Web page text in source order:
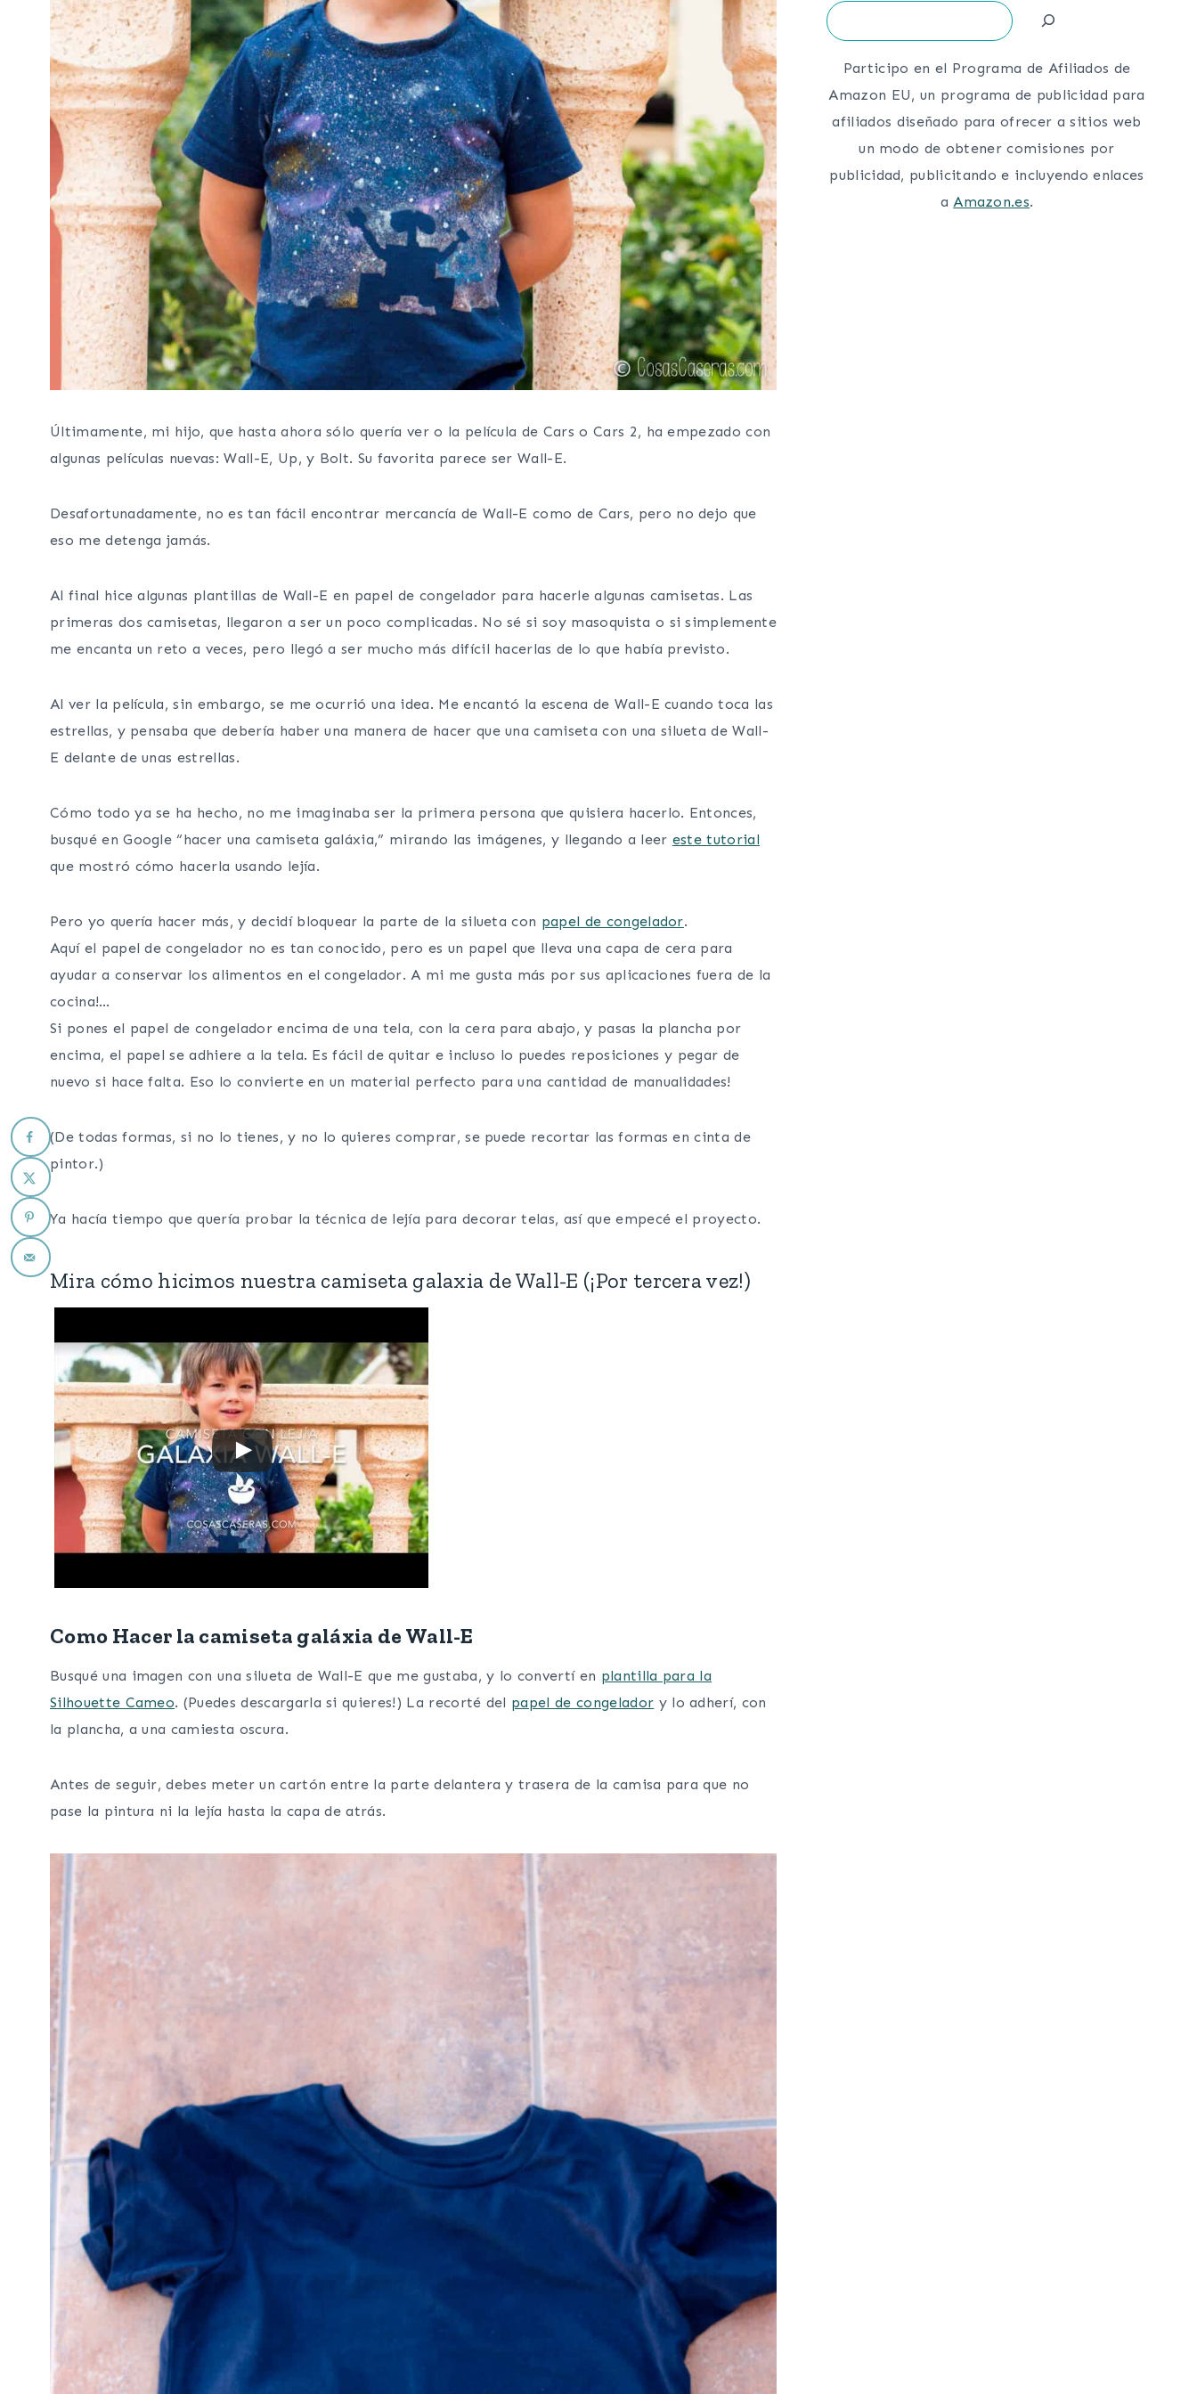
Últimamente, mi hijo, que hasta ahora sólo quería ver o la película de Cars o Cars 2, ha empezado con
algunas películas nuevas: Wall-E, Up, y Bolt. Su favorita parece ser Wall-E.
Desafortunadamente, no es tan fácil encontrar mercancía de Wall-E como de Cars, pero no dejo que
eso me detenga jamás.
Al final hice algunas plantillas de Wall-E en papel de congelador para hacerle algunas camisetas. Las
primeras dos camisetas, llegaron a ser un poco complicadas. No sé si soy masoquista o si simplemente
me encanta un reto a veces, pero llegó a ser mucho más difícil hacerlas de lo que había previsto.
Al ver la película, sin embargo, se me ocurrió una idea. Me encantó la escena de Wall-E cuando toca las
estrellas, y pensaba que debería haber una manera de hacer que una camiseta con una silueta de Wall-
E delante de unas estrellas.
Cómo todo ya se ha hecho, no me imaginaba ser la primera persona que quisiera hacerlo. Entonces,
busqué en Google “hacer una camiseta galáxia,” mirando las imágenes, y llegando a leer este tutorial
que mostró cómo hacerla usando lejía.
Pero yo quería hacer más, y decidí bloquear la parte de la silueta con papel de congelador.
Aquí el papel de congelador no es tan conocido, pero es un papel que lleva una capa de cera para
ayudar a conservar los alimentos en el congelador. A mi me gusta más por sus aplicaciones fuera de la
cocina!…
Si pones el papel de congelador encima de una tela, con la cera para abajo, y pasas la plancha por
encima, el papel se adhiere a la tela. Es fácil de quitar e incluso lo puedes reposiciones y pegar de
nuevo si hace falta. Eso lo convierte en un material perfecto para una cantidad de manualidades!
(De todas formas, si no lo tienes, y no lo quieres comprar, se puede recortar las formas en cinta de
pintor.)
Ya hacía tiempo que quería probar la técnica de lejía para decorar telas, así que empecé el proyecto.
Mira cómo hicimos nuestra camiseta galaxia de Wall-E (¡Por tercera vez!)
Como Hacer la camiseta galáxia de Wall-E
Busqué una imagen con una silueta de Wall-E que me gustaba, y lo convertí en plantilla para la
Silhouette Cameo. (Puedes descargarla si quieres!) La recorté del papel de congelador y lo adherí, con
la plancha, a una camiesta oscura.
Antes de seguir, debes meter un cartón entre la parte delantera y trasera de la camisa para que no
pase la pintura ni la lejía hasta la capa de atrás.
Search
Participo en el Programa de Afiliados de
Amazon EU, un programa de publicidad para
afiliados diseñado para ofrecer a sitios web
un modo de obtener comisiones por
publicidad, publicitando e incluyendo enlaces
a Amazon.es.